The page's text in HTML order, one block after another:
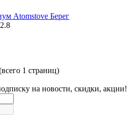
Atomstove Берег
1 страниц)
на новости, скидки, акции!